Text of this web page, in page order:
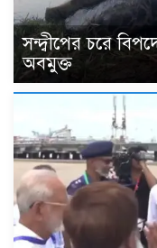
সন্দ্বীপের চরে
অবমুক্ত